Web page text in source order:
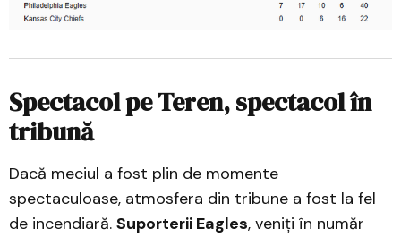
Spectacol pe Teren, spectacol în
tribună
Dacă meciul a fost plin de momente
spectaculoase, atmosfera din tribune a fost la fel
de incendiară. Suporterii Eagles, veniți în număr